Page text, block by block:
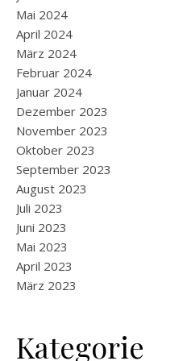
Mai 2024
April 2024
März 2024
Februar 2024
Januar 2024
Dezember 2023
November 2023
Oktober 2023
September 2023
August 2023
Juli 2023
Juni 2023
Mai 2023
April 2023
März 2023
Kategorie